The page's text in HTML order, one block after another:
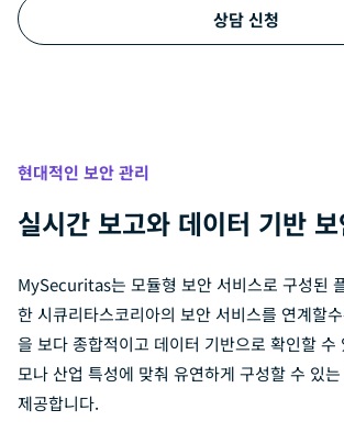
상담 신청
현대적인 보안 관리
실시간 보고와 데이터 기반
MySecuritas는 모듈형 보안 서비스로 구성된
한 시큐리타스코리아의 보안 서비스를 연계할
을 보다 종합적이고 데이터 기반으로 확인할 수
모나 산업 특성에 맞춰 유연하게 구성할 수 있
제공합니다.